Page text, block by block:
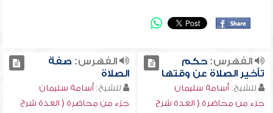
الفهرس:حكم
تأخير الصلاة عن وقتها
للشيخ: أسامة سليمان
جزء من محاضرة ( العدة شرح
الفهرس: صفة
الصلاة
للشيخ: أسامة سليمان
جزء من محاضرة ( العدة شرح